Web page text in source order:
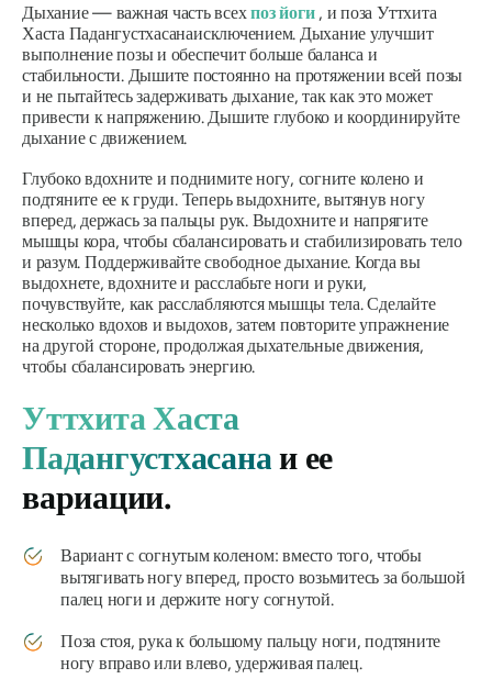
Дыхание — важная часть всехпоз йоги, и поза Уттхита
Хаста Падангустхасанаисключением. Дыхание улучшит
выполнение позы и обеспечит больше баланса и
стабильности. Дышите постоянно на протяжении всей позы
и не пытайтесь задерживать дыхание, так как это может
привести к напряжению. Дышите глубоко и координируйте
дыхание с движением.
Глубоко вдохните и поднимите ногу, согните колено и
подтяните ее к груди. Теперь выдохните, вытянув ногу
вперед, держась за пальцы рук. Выдохните и напрягите
мышцы кора, чтобы сбалансировать и стабилизировать тело
и разум. Поддерживайте свободное дыхание. Когда вы
выдохнете, вдохните и расслабьте ноги и руки,
почувствуйте, как расслабляются мышцы тела. Сделайте
несколько вдохов и выдохов, затем повторите упражнение
на другой стороне, продолжая дыхательные движения,
чтобы сбалансировать энергию.
Уттхита Хаста
Падангустхасанаи ее
вариации.
Вариант с согнутым коленом: вместо того, чтобы
вытягивать ногу вперед, просто возьмитесь за большой
палец ноги и держите ногу согнутой.
Поза стоя, рука к большому пальцу ноги, подтяните
ногу вправо или влево, удерживая палец.